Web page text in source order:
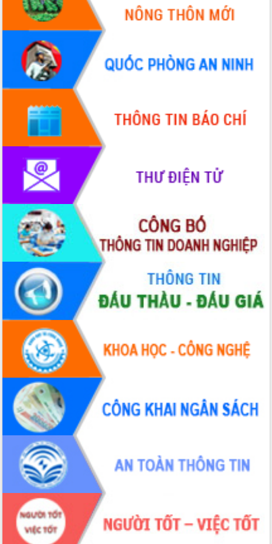
Định vị cà phê Việt Nam như một “di
sản sống” trong dòng chảy toàn cầu
Xây dựng nông thôn mới: Nâng cao đời
sống người dân từ những mô hình thiết
thực
Quyết liệt tháo gỡ vướng mắc, đẩy
nhanh tiến độ các dự án trọng điểm
trong Khu kinh tế Nam Phú Yên
Hòn Yến phát triển du lịch gắn với bảo
tồn biển
Lấy ý kiến điều chỉnh Quy hoạch tỉnh
Đắk Lắk thời kỳ 2021-2030, tầm nhìn
đến năm 2050
Phát động chiến dịch 30 ngày đêm
giải phóng mặt bằng Tuyến đường bộ
ven biển
Đắk Lắk nỗ lực thúc đẩy tăng trưởng
kinh tế từ 10% trở lên trong Quý
II/2026
Đắk Lắk ký kết thỏa thuận hợp tác về
chuyển đổi số giai đoạn 2026 – 2030
với Tập đoàn Bưu chính Viễn thông
Việt Nam
Thứ trưởng Bộ Y tế làm việc với tỉnh
Đắk Lắk về phát triển nhân lực y tế
cho trạm y tế cấp xã
Du lịch Đắk Lắk nâng tầm trải nghiệm
du khách thông qua Hệ thống cơ sở dữ
liệu và Bản đồ số
Tập huấn ứng dụng trí tuệ nhân tạo (AI)
trong thương mại điện tử năm 2026
Đoàn đại biểu Quốc hội tỉnh Đắk Lắk
trao đổi thông tin trước Kỳ họp thứ
nhất, Quốc hội khóa XVI
Quyết liệt cải cách hành chính, khơi
thông nguồn lực phát triển
Nâng cao hiệu lực, hiệu quả HĐND
tỉnh thông qua hiện đại hóa hành chính
Xã Ea Phê gắn cải cách hành chính với
chuyển đổi số
Phó Chủ tịch Thường trực UBND tỉnh